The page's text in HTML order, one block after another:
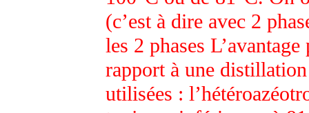
(c’est à dire avec 2
les 2 phases
rapport à une
utilisées :